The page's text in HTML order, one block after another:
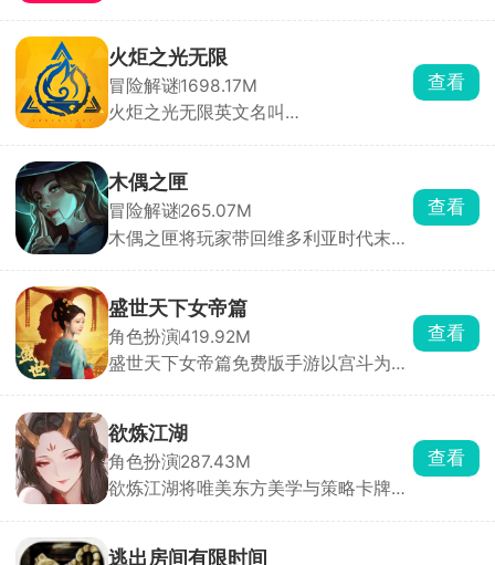
设立了温和、热辣以及猛烈三种模式，
获取随机题目，适用于情侣或者朋友之
间的问答，使其更加的了解彼此，拉近
彼此的距离。
火炬之光无限
冒险解谜1698.17M
火炬之光无限英文名叫
200年后，Ember Tech席卷Leptis，黑
暗却悄然吞噬生命。玩家将携手精英英
雄团队，踏上对抗黑暗、恢复光明的征
途。游戏提供5大独特英雄、24种天
查看
木偶之匣
冒险解谜265.07M
木偶之匣将玩家带回维多利亚时代末期
的木偶庄园。随着深入探索，索恩家族
消失的惊天秘密逐渐揭开面纱。游戏采
用碎片化叙事方式，剧情并非单一线性
展开，而是需要你通过收集线索、破解
查看
盛世天下女帝篇
角色扮演419.92M
盛世天下女帝篇免费版手游以宫斗为
这个盛唐世纪之中挣扎成长，在特定的
剧情对话环节当中选择相应的对话选项
来触发不同的对话内容，不同的选择后
续所解锁的剧情也会不同，运筹帷幄，
查看
欲炼江湖
角色扮演287.43M
欲炼江湖将唯美东方美学与策略卡牌战
组建专属最强阵容，闯荡武林称霸天
查看
逃出房间有限时间